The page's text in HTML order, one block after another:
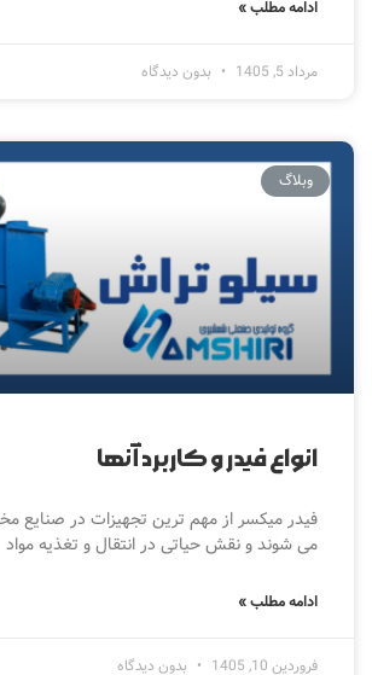
ادامه مطلب »
مرداد 5, 1405 بدون دیدگاه
وبلاگ
انواع فیدر و کاربرد آنها
فیدر میکسر از مهم ترین تجهیزات در
می شوند و نقش حیاتی در انتقال و تغذیه مواد
ادامه مطلب »
فروردین 10, 1405 بدون دیدگاه